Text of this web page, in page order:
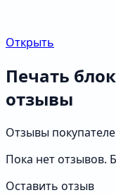
Открыть
Печать
отзывы
Отзывы
Пока нет отзывов.
Оставить отзыв